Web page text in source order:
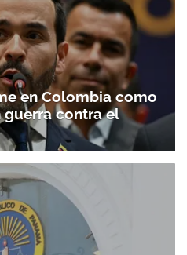
en Colombia como
guerra contra el